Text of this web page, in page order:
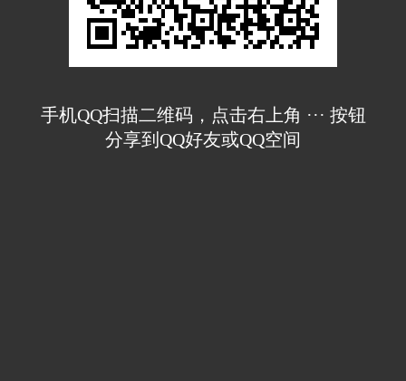
手机QQ扫描二维码，点击右上角 ··· 按钮
分享到QQ好友或QQ空间